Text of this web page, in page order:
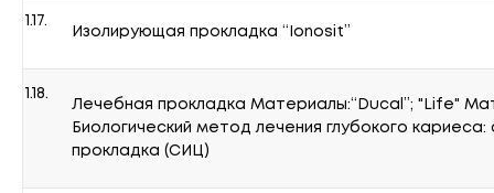
1.17.
Изолирующая прокладка “Ionosit”
1.18.
Лечебная прокладка Материалы:“Ducal”; "Life"
Биологический метод лечения глубокого
прокладка (СИЦ)